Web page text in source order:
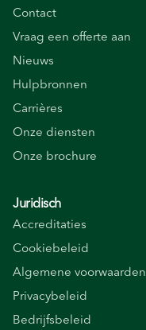
Contact
Vraag een offerte aan
Nieuws
Hulpbronnen
Carrières
Onze diensten
Onze brochure
Juridisch
Accreditaties
Cookiebeleid
Algemene voorwaarden
Privacybeleid
Bedrijfsbeleid